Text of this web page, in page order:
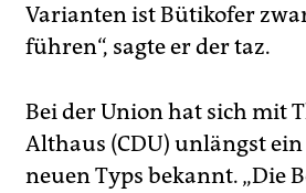
Varianten ist Bütikofer
führen“, sagte er der taz.
Bei der Union hat sich mit
Althaus (CDU) unlängst
neuen Typs bekannt. „Die